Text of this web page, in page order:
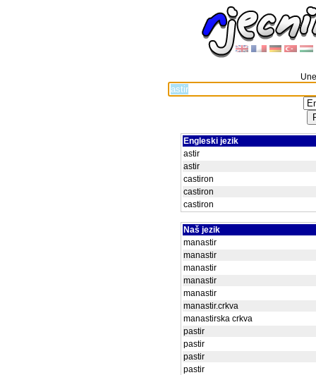
Engleski jezik
astir
astir
castiron
castiron
castiron
Naš jezik
manastir
manastir
manastir
manastir
manastir
manastir.crkva
manastirska crkva
pastir
pastir
pastir
pastir